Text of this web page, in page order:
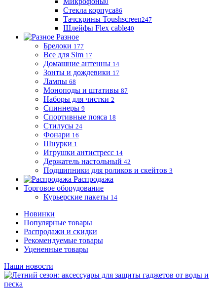
0
Стекла корпуса86
Тачскрины Toushscreen247
Шлейфы Flex cable40
Разное
Брелоки 177
Все для Sim 17
Домашние антенны 14
Зонты и дождевики 17
Лампы 68
Моноподы и штативы 87
Наборы для чистки 2
Спиннеры 9
Спортивные пояса 18
Стилусы 24
Фонари 16
Шнурки 1
Игрушки антистресс 14
Держатель настольный 42
Подшипники для роликов и скейтов 3
Распродажа
Торговое оборудование
Курьерские пакеты 14
Новинки
Популярные товары
Распродажи и скидки
Рекомендуемые товары
Уцененные товары
Наши новости